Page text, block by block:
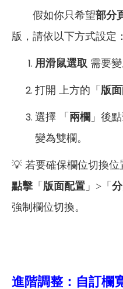
假如你只希望部分
版，請依以下方式設定：
用滑鼠選取 需要
打開 上方的「 版
選擇 「 兩欄 」後
變為雙欄。
💡 若要確保欄位切換位
點擊 「 版面配置 」>「
強制欄位切換。
進階調整：自訂欄